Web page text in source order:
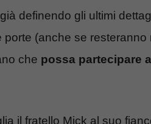
definendo gli ultimi
(anche se resteranno
che possa partecipare
il fratello Mick al suo